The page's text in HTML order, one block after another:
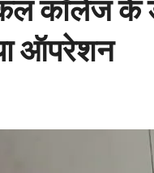
कॉलेज के
ऑपरेशन